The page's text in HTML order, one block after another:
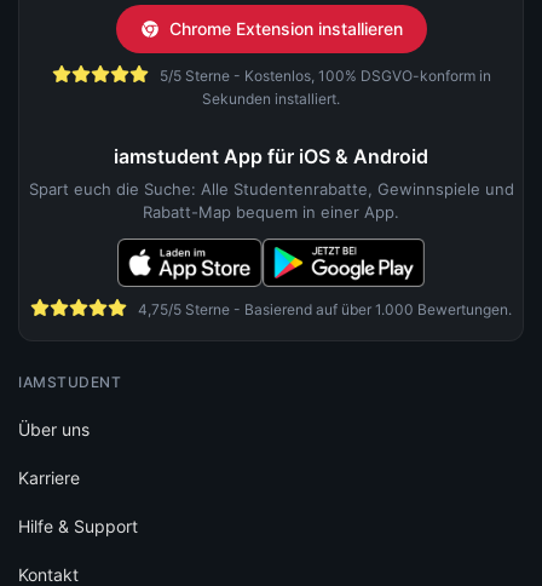
Chrome Extension installieren
5/5 Sterne - Kostenlos, 100% DSGVO-konform in
Sekunden installiert.
iamstudent App für iOS & Android
Spart euch die Suche: Alle Studentenrabatte, Gewinnspiele und
Rabatt-Map bequem in einer App.
4,75/5 Sterne - Basierend auf über 1.000 Bewertungen.
IAMSTUDENT
Über uns
Karriere
Hilfe & Support
Kontakt